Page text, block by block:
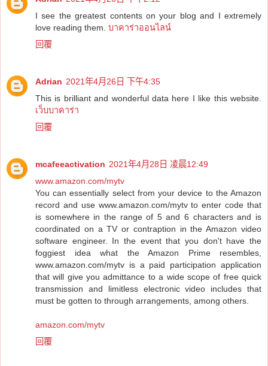
I see the greatest contents on your blog and I extremely
love reading them. บาคาร่าออนไลน์
回覆
Adrian 2021年4月26日 下午4:35
This is brilliant and wonderful data here I like this website.
เว็บบาคาร่า
回覆
mcafeeactivation 2021年4月28日 凌晨12:49
www.amazon.com/mytv
You can essentially select from your device to the Amazon
record and use www.amazon.com/mytv to enter code that
is somewhere in the range of 5 and 6 characters and is
coordinated on a TV or contraption in the Amazon video
software engineer. In the event that you don't have the
foggiest idea what the Amazon Prime resembles,
www.amazon.com/mytv is a paid participation application
that will give you admittance to a wide scope of free quick
transmission and limitless electronic video includes that
must be gotten to through arrangements, among others.
amazon.com/mytv
回覆